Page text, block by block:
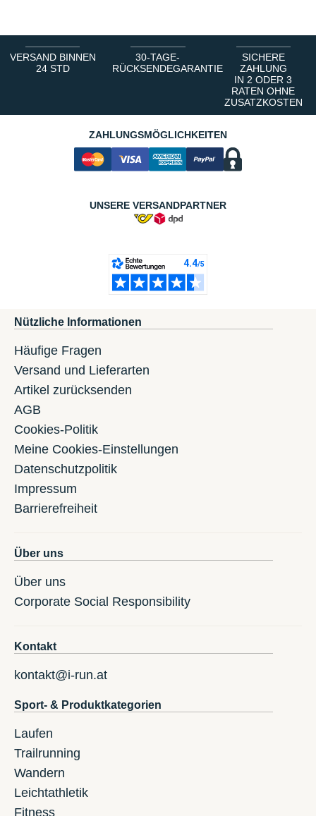
VERSAND BINNEN
24 STD
30-TAGE-
RÜCKSENDEGARANTIE
SICHERE
ZAHLUNG
IN 2 ODER 3
RATEN OHNE
ZUSATZKOSTEN
ZAHLUNGSMÖGLICHKEITEN
UNSERE VERSANDPARTNER
Nützliche Informationen
Häufige Fragen
Versand und Lieferarten
Artikel zurücksenden
AGB
Cookies-Politik
Meine Cookies-Einstellungen
Datenschutzpolitik
Impressum
Barrierefreiheit
Über uns
Über uns
Corporate Social Responsibility
Kontakt
kontakt@i-run.at
Sport- & Produktkategorien
Laufen
Trailrunning
Wandern
Leichtathletik
Fitness